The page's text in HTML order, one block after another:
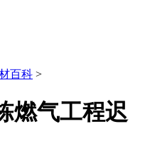
百科 >
燃气工程迟